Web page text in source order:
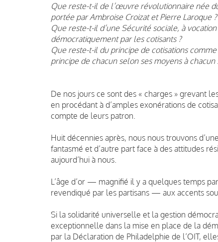
Que reste-t-il de l’œuvre révolutionnaire née
portée par Ambroise Croizat et Pierre Laroque ?
Que reste-t-il d’une Sécurité sociale, à
démocratiquement par les cotisants ?
Que reste-t-il du principe de cotisations
principe de chacun selon ses moyens à chacun
De nos jours ce sont des « charges » grevant
en procédant à d’amples exonérations de
compte de leurs patron.
Huit décennies après, nous nous trouvons
fantasmé et d’autre part face à des attitudes
aujourd’hui à nous.
L’âge d’or — magnifié il y a quelques temps
revendiqué par les partisans — aux accents
Si la solidarité universelle et la gestion
exceptionnelle dans la mise en place de la
par la Déclaration de Philadelphie de l’OIT,